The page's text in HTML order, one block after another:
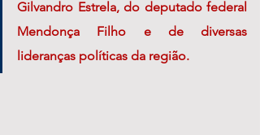
Gilvandro Estrela, do deputado federal
Mendonça Filho e de diversas
lideranças políticas da região.